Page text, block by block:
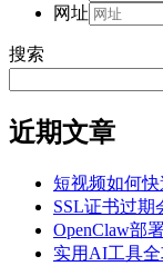
网址
搜索
近期文章
短视频如何
SSL证书过期
OpenClaw部
实用AI工具